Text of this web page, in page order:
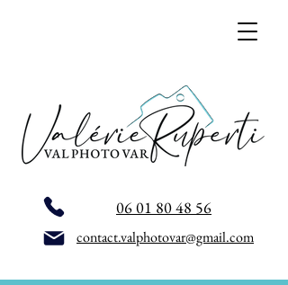
06 01 80 48 56
contact.valphotovar@gmail.com